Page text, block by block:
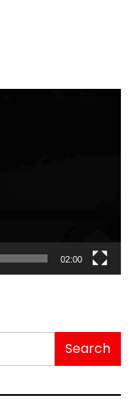
02:00
Search